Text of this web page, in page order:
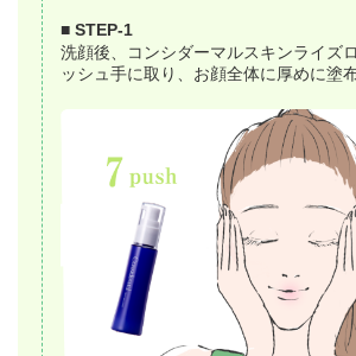
■ STEP-1
洗顔後、コンシダーマルスキンライズ
ッシュ手に取り、お顔全体に厚めに塗布